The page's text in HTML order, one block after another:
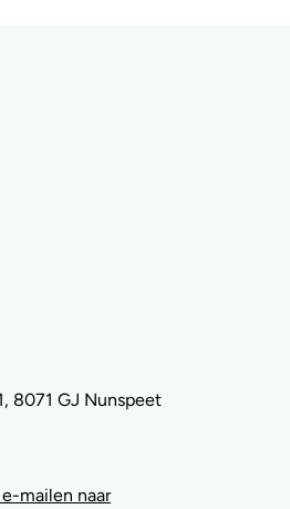
8071 GJ Nunspeet
mailen naar